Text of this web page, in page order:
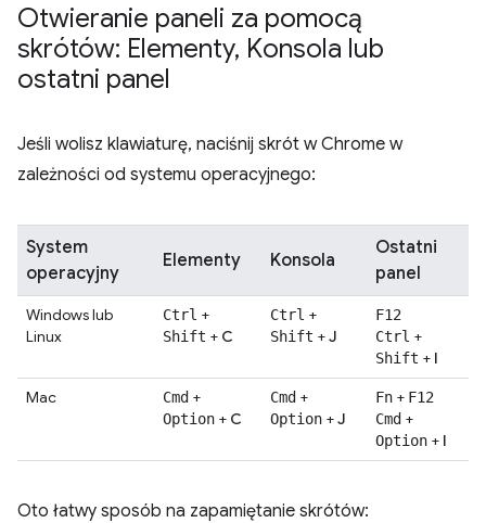
Otwieranie paneli za pomocą
skrótów: Elementy, Konsola lub
ostatni panel
Jeśli wolisz klawiaturę, naciśnij skrót w Chrome w
zależności od systemu operacyjnego:
System
operacyjny
Elementy Konsola
Ostatni
panel
Windows lub
Linux
Ctrl +
Shift + C
Ctrl +
Shift +J
F12
Ctrl +
Shift + I
Mac
Cmd +
Option + C
Cmd +
Option +J
Fn + F12
Cmd +
Option + I
Oto łatwy sposób na zapamiętanie skrótów: